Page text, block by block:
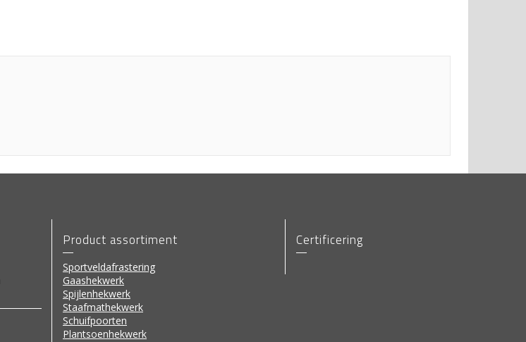
Product assortiment
Sportveldafrastering
Gaashekwerk
Spijlenhekwerk
Staafmathekwerk
Schuifpoorten
Plantsoenhekwerk
Certificering